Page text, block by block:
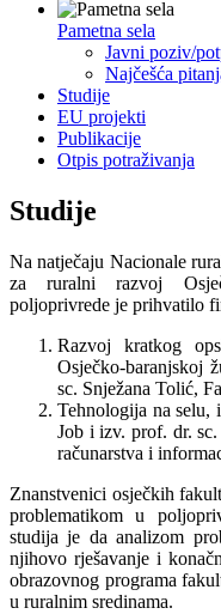
Pametna sela
Javni poziv/
Najčešća
Studije
EU projekti
Publikacije
Otpis potraživanja
Studije
Na natječaju Nacionale
za ruralni razvoj
poljoprivrede je prihvatilo
Razvoj kratkog
Osječko-baranjskoj
sc. Snježana Tolić,
Tehnologija na selu,
Job i izv. prof. dr.
računarstva i
Znanstvenici osječkih
problematikom u
studija je da analizom
njihovo rješavanje i
obrazovnog programa
u ruralnim sredinama.